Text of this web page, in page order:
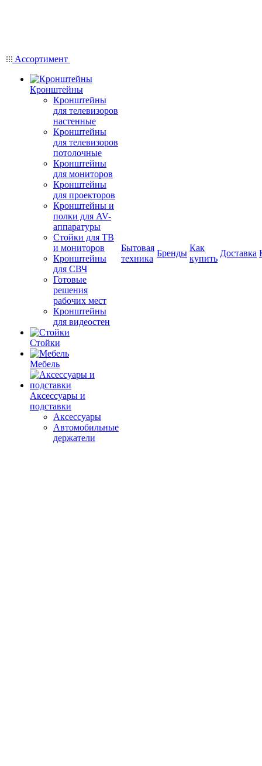
Ассортимент
Кронштейны
Кронштейны
для телевизоров
настенные
Кронштейны
для телевизоров
потолочные
Кронштейны
для мониторов
Кронштейны
для проекторов
Кронштейны и
полки для AV-
аппаратуры
Стойки для ТВ
и мониторов
Кронштейны
для СВЧ
Готовые
решения
рабочих мест
Кронштейны
для видеостен
Стойки
Мебель
Аксессуары и
подставки
Аксессуары
Автомобильные
держатели
Бытовая
техника
Бренды
Как
купить
Доставка